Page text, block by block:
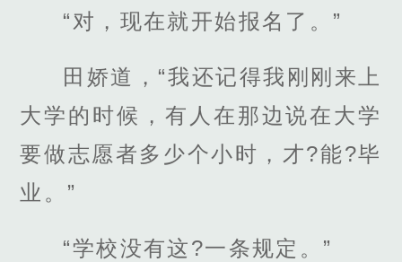
“对，现在就开始报名了。”
田娇道，“我还记得我刚刚来上
大学的时候，有人在那边说在大学
要做志愿者多少个小时，才?能?毕
业。”
“学校没有这?一条规定。”